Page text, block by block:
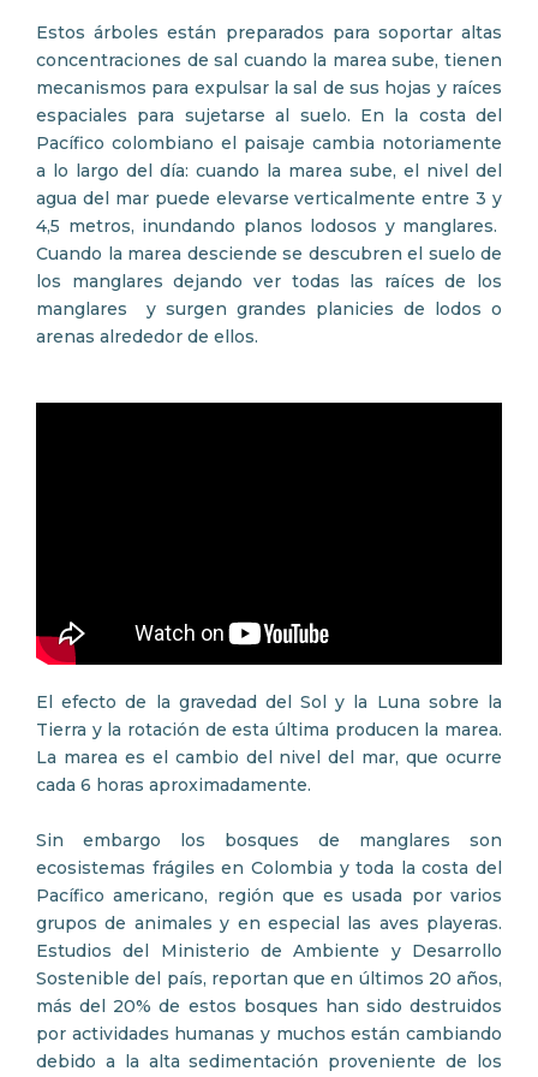
Estos árboles están preparados para soportar altas
concentraciones de sal cuando la marea sube, tienen
mecanismos para expulsar la sal de sus hojas y raíces
espaciales para sujetarse al suelo. En la costa del
Pacífico colombiano el paisaje cambia notoriamente
a lo largo del día: cuando la marea sube, el nivel del
agua del mar puede elevarse verticalmente entre 3 y
4,5 metros, inundando planos lodosos y manglares.
Cuando la marea desciende se descubren el suelo de
los manglares dejando ver todas las raíces de los
manglares y surgen grandes planicies de lodos o
arenas alrededor de ellos.
El efecto de la gravedad del Sol y la Luna sobre la
Tierra y la rotación de esta última producen la marea.
La marea es el cambio del nivel del mar, que ocurre
cada 6 horas aproximadamente.
Sin embargo los bosques de manglares son
ecosistemas frágiles en Colombia y toda la costa del
Pacífico americano, región que es usada por varios
grupos de animales y en especial las aves playeras.
Estudios del Ministerio de Ambiente y Desarrollo
Sostenible del país, reportan que en últimos 20 años,
más del 20% de estos bosques han sido destruidos
por actividades humanas y muchos están cambiando
debido a la alta sedimentación proveniente de los